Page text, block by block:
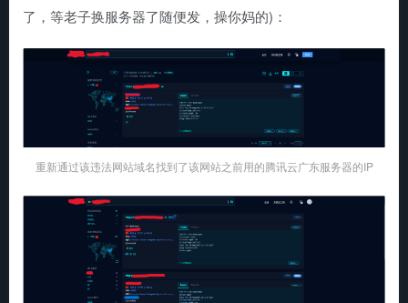
了，等老子换服务器了随便发，操你妈的)：
重新通过该违法网站域名找到了该网站之前用的腾讯云广东服务器的IP